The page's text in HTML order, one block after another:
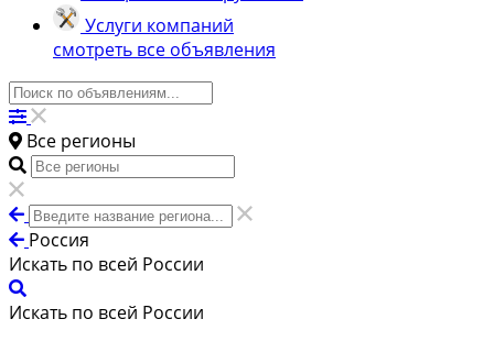
Услуги компаний
смотреть все объявления
Все регионы
Россия
Искать по всей России
Искать по всей России